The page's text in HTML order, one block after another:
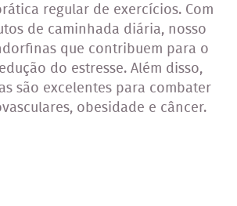
regular de exercícios. Com
de caminhada diária, nosso
que contribuem para o
do estresse. Além disso,
são excelentes para combater
obesidade e câncer.